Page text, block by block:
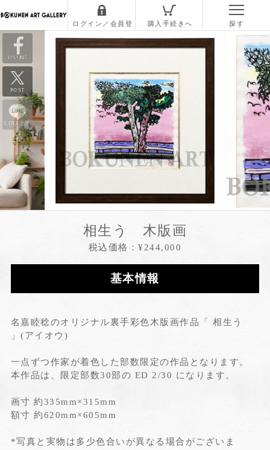
いいね!
POST
LINEで送
る
相生う 木版画
税込価格：¥244,000
基本情報
名嘉睦稔のオリジナル裏手彩色木版画作品「 相生う
」(アイオウ)
一点ずつ作家が着色した部数限定の作品となります。
本作品は、限定部数30部の ED 2/30 になります。
画寸 約335mm×315mm
額寸 約620mm×605mm
*写真と実物は多少色合いが異なる場合がございま